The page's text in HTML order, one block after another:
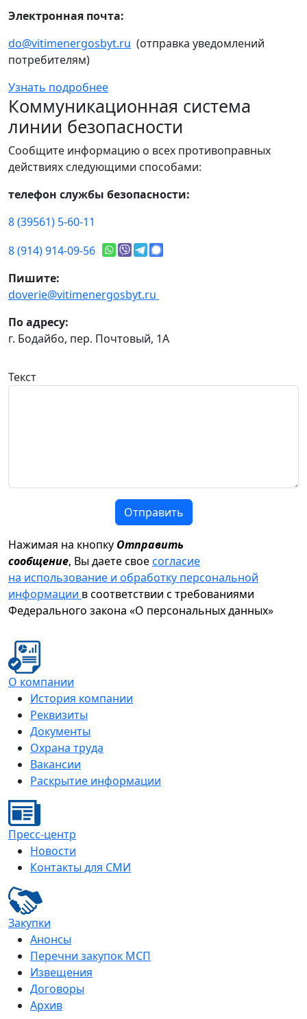
Электронная почта:
do@vitimenergosbyt.ru (отправка уведомлений
потребителям)
Узнать подробнее
Коммуникационная система
линии безопасности
Сообщите информацию о всех противоправных
действиях следующими способами:
телефон службы безопасности:
8 (39561) 5-60-11
8 (914) 914-09-56
Пишите:
doverie@vitimenergosbyt.ru
По адресу:
г. Бодайбо, пер. Почтовый, 1А
Текст
Отправить
Нажимая на кнопку Отправить
сообщение, Вы даете своесогласие
на использование и обработку персональной
информации в соответствии с требованиями
Федерального закона «О персональных данных»
О компании
История компании
Реквизиты
Документы
Охрана труда
Вакансии
Раскрытие информации
Пресс-центр
Новости
Контакты для СМИ
Закупки
Анонсы
Перечни закупок МСП
Извещения
Договоры
Архив